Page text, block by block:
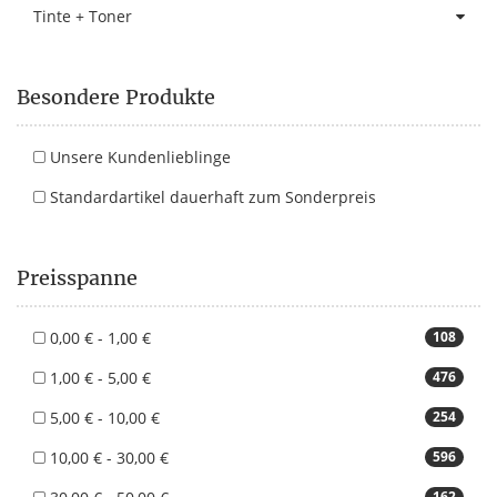
Tinte + Toner
Besondere Produkte
Unsere Kundenlieblinge
Standardartikel dauerhaft zum Sonderpreis
Preisspanne
108
0,00 € - 1,00 €
476
1,00 € - 5,00 €
254
5,00 € - 10,00 €
596
10,00 € - 30,00 €